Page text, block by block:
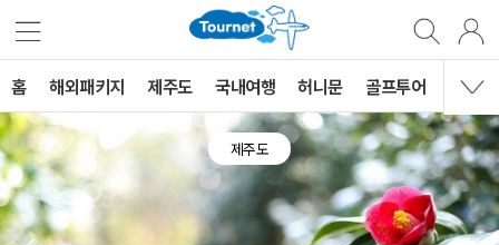
홈 해외패키지 제주도 국내여행 허니문 골프투어 MVG
제주도